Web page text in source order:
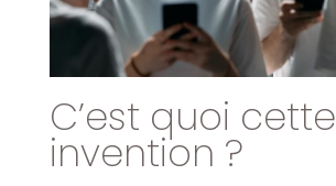
C’est quoi cette
invention ?